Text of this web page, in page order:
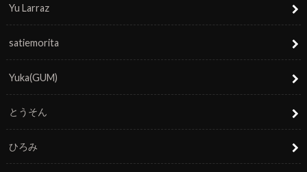
Yu Larraz
satiemorita
Yuka(GUM)
とうそん
ひろみ